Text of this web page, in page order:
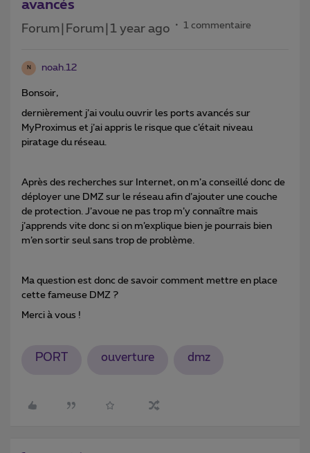
avancés
Forum|Forum|1 year ago 1 commentaire
N noah.12
Bonsoir,
dernièrement j’ai voulu ouvrir les ports avancés sur
MyProximus et j’ai appris le risque que c’était niveau
piratage du réseau.
Après des recherches sur Internet, on m’a conseillé donc de
déployer une DMZ sur le réseau afin d’ajouter une couche
de protection. J’avoue ne pas trop m’y connaître mais
j’apprends vite donc si on m’explique bien je pourrais bien
m’en sortir seul sans trop de problème.
Ma question est donc de savoir comment mettre en place
cette fameuse DMZ ?
Merci à vous !
PORT ouverture dmz